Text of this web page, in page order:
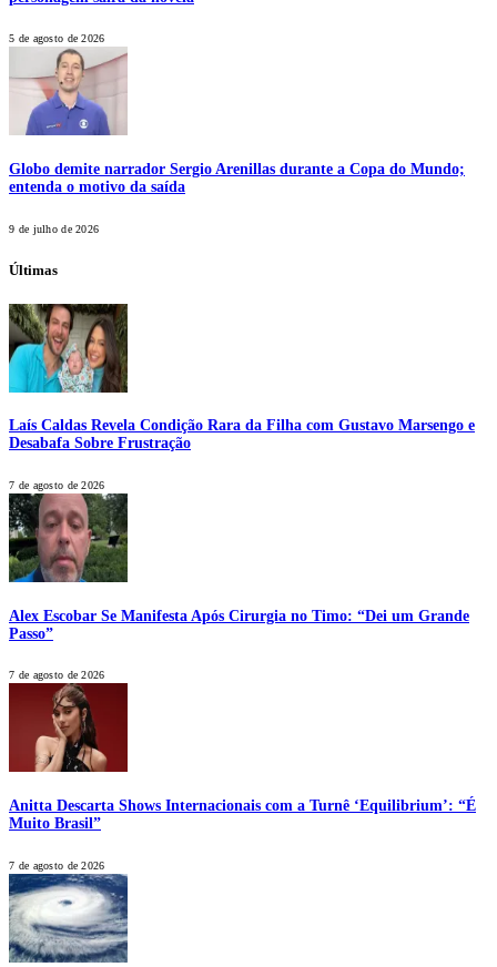
5 de agosto de 2026
Globo demite narrador Sergio Arenillas durante a Copa do Mundo;
entenda o motivo da saída
9 de julho de 2026
Últimas
Laís Caldas Revela Condição Rara da Filha com Gustavo Marsengo e
Desabafa Sobre Frustração
7 de agosto de 2026
Alex Escobar Se Manifesta Após Cirurgia no Timo: “Dei um Grande
Passo”
7 de agosto de 2026
Anitta Descarta Shows Internacionais com a Turnê ‘Equilibrium’: “É
Muito Brasil”
7 de agosto de 2026